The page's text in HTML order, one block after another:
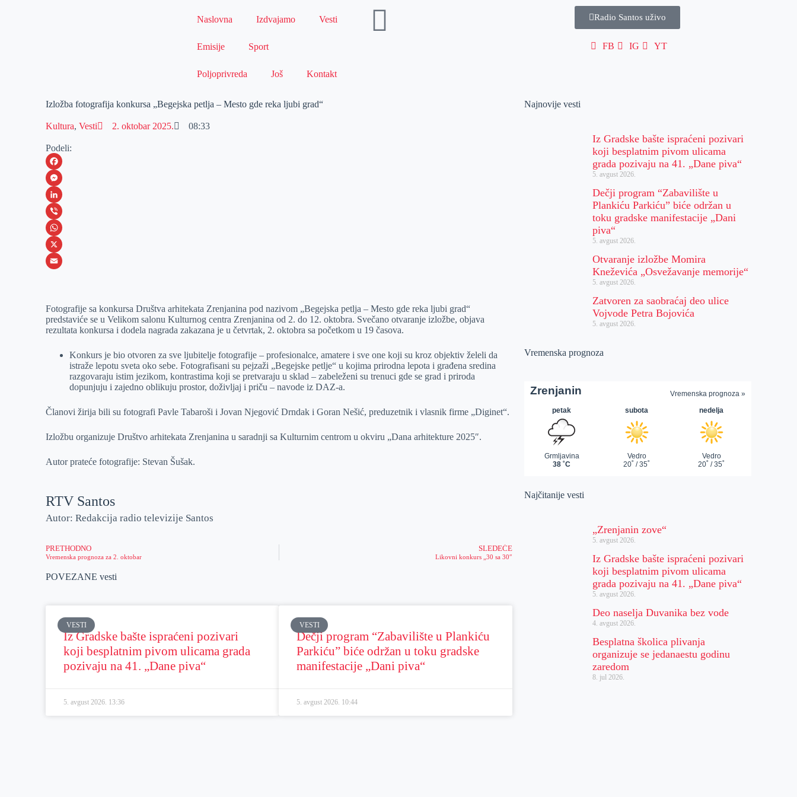
Naslovna Izdvajamo Vesti
Emisije Sport
Poljoprivreda Još Kontakt
Radio Santos uživo
FB IG YT
Izložba fotografija konkursa „Begejska petlja – Mesto gde reka ljubi grad“
Kultura,Vesti 2. oktobar 2025. 08:33
Podeli:
F
a
c
e
b
o
M
e
s
s
e
e
r
L
i
n
k
I
n
V
i
b
W
h
s
A
X
a
i
Fotografije sa konkursa Društva arhitekata Zrenjanina pod nazivom „Begejska petlja – Mesto gde reka ljubi grad“
predstaviće se u Velikom salonu Kulturnog centra Zrenjanina od 2. do 12. oktobra. Svečano otvaranje izložbe, objava
rezultata konkursa i dodela nagrada zakazana je u četvrtak, 2. oktobra sa početkom u 19 časova.
Konkurs je bio otvoren za sve ljubitelje fotografije – profesionalce, amatere i sve one koji su kroz objektiv želeli da
istraže lepotu sveta oko sebe. Fotografisani su pejzaži „Begejske petlje“ u kojima prirodna lepota i građena sredina
razgovaraju istim jezikom, kontrastima koji se pretvaraju u sklad – zabeleženi su trenuci gde se grad i priroda
dopunjuju i zajedno oblikuju prostor, doživljaj i priču – navode iz DAZ-a.
Članovi žirija bili su fotografi Pavle Tabaroši i Jovan Njegović Drndak i Goran Nešić, preduzetnik i vlasnik firme „Diginet“.
Izložbu organizuje Društvo arhitekata Zrenjanina u saradnji sa Kulturnim centrom u okviru „Dana arhitekture 2025″.
Autor prateće fotografije: Stevan Šušak.
RTV Santos
Autor: Redakcija radio televizije Santos
PRETHODNO
Vremenska prognoza za 2. oktobar
SLEDEĆE
Likovni konkurs „30 sa 30″
POVEZANE vesti
VESTI
Iz Gradske bašte ispraćeni pozivari
koji besplatnim pivom ulicama grada
pozivaju na 41. „Dane piva“
5. avgust 2026. 13:36
VESTI
Dečji program “Zabavilište u Plankiću
Parkiću” biće održan u toku gradske
manifestacije „Dani piva“
5. avgust 2026. 10:44
Najnovije vesti
Iz Gradske bašte ispraćeni pozivari
koji besplatnim pivom ulicama
grada pozivaju na 41. „Dane piva“
5. avgust 2026.
Dečji program “Zabavilište u
Plankiću Parkiću” biće održan u
toku gradske manifestacije „Dani
piva“
5. avgust 2026.
Otvaranje izložbe Momira
Kneževića „Osvežavanje memorije“
5. avgust 2026.
Zatvoren za saobraćaj deo ulice
Vojvode Petra Bojovića
5. avgust 2026.
Vremenska prognoza
Najčitanije vesti
„Zrenjanin zove“
5. avgust 2026.
Iz Gradske bašte ispraćeni pozivari
koji besplatnim pivom ulicama
grada pozivaju na 41. „Dane piva“
5. avgust 2026.
Deo naselja Duvanika bez vode
4. avgust 2026.
Besplatna školica plivanja
organizuje se jedanaestu godinu
zaredom
8. jul 2026.